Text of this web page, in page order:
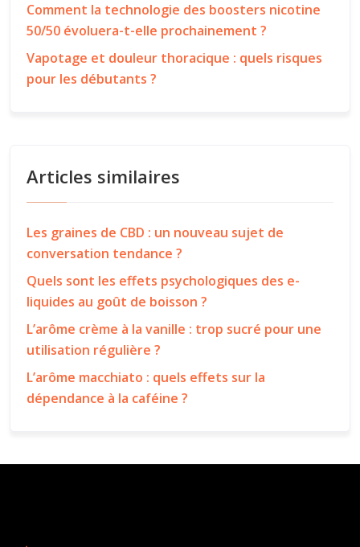
Comment la technologie des boosters nicotine
50/50 évoluera-t-elle prochainement ?
Vapotage et douleur thoracique : quels risques
pour les débutants ?
Articles similaires
Les graines de CBD : un nouveau sujet de
conversation tendance ?
Quels sont les effets psychologiques des e-
liquides au goût de boisson ?
L’arôme crème à la vanille : trop sucré pour une
utilisation régulière ?
L’arôme macchiato : quels effets sur la
dépendance à la caféine ?